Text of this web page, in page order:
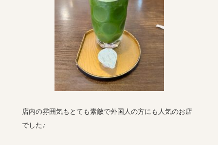
店内の雰囲気もとても素敵で外国人の方にも人気のお店
でした♪